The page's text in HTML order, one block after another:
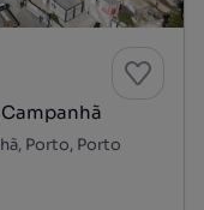
Campanhã
Porto, Porto